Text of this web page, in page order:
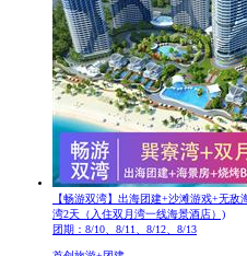
【畅游双湾】出海团建+沙滩游戏+无敌
湾2天（入住双月湾一线海景酒店）)
团期：8/10、8/11、8/12、8/13